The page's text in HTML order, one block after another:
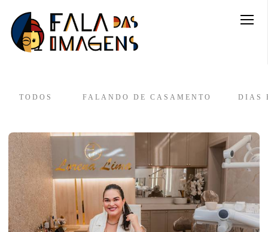
TODOS FALANDO DE CASAMENTO DIAS